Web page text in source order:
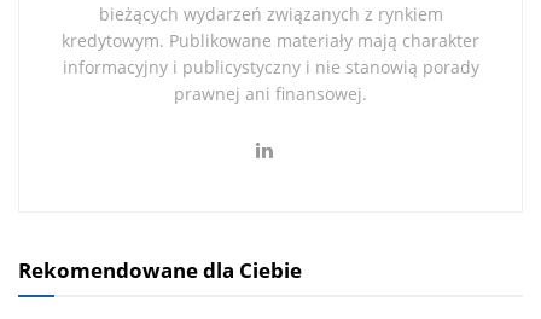
bieżących wydarzeń związanych z rynkiem
kredytowym. Publikowane materiały mają charakter
informacyjny i publicystyczny i nie stanowią porady
prawnej ani finansowej.
Rekomendowane dla Ciebie